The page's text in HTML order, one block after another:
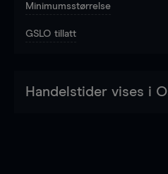
Minimumsstørrelse
GSLO tillatt
Handelstider vises i